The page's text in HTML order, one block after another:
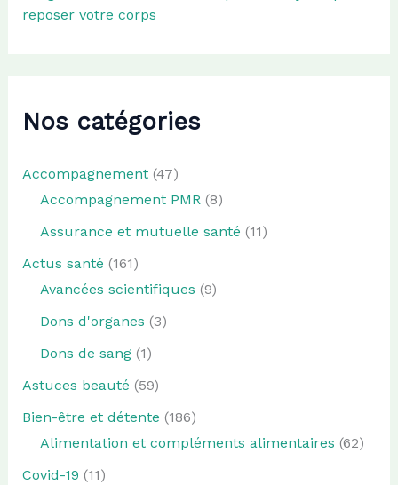
reposer votre corps
Nos catégories
Accompagnement(47)
Accompagnement PMR(8)
Assurance et mutuelle santé (11)
Actus santé (161)
Avancées scientifiques (9)
Dons d'organes (3)
Dons de sang(1)
Astuces beauté (59)
Bien-être et détente (186)
Alimentation et compléments alimentaires (62)
Covid-19 (11)